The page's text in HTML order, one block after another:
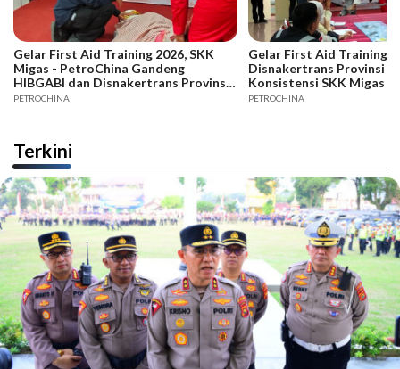
Gelar First Aid Training 2026, SKK
Migas - PetroChina Gandeng
HIBGABI dan Disnakertrans Provinsi
Jambi
PETROCHINA
Gelar First Aid Training
Disnakertrans Provinsi
Konsistensi SKK Migas -
PETROCHINA
Terkini